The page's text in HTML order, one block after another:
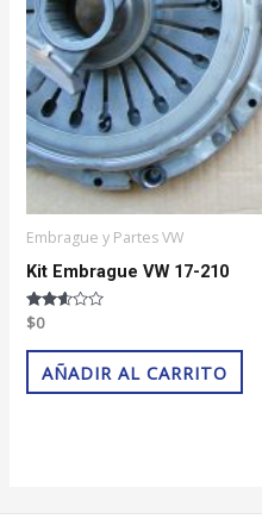
Embrague y Partes VW
Kit Embrague VW 17-210
Valorado
con
2.52
$0
AÑADIR AL CARRITO